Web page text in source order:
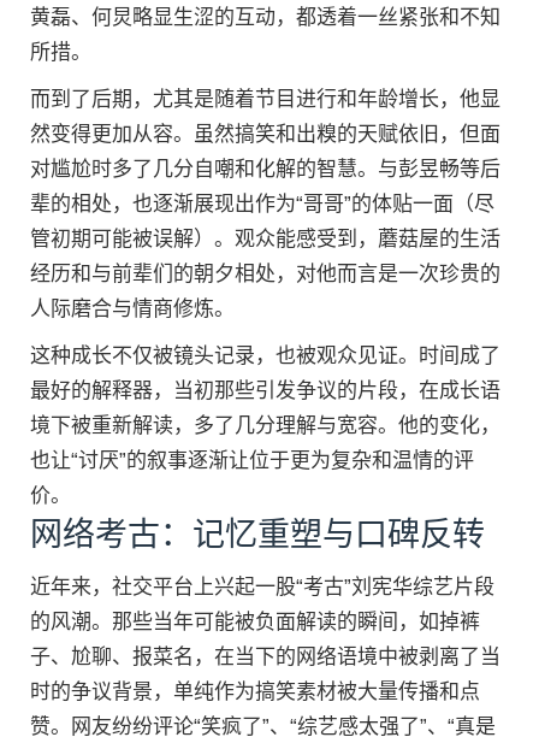
黄磊、何炅略显生涩的互动，都透着一丝紧张和不知
所措。
而到了后期，尤其是随着节目进行和年龄增长，他显
然变得更加从容。虽然搞笑和出糗的天赋依旧，但面
对尴尬时多了几分自嘲和化解的智慧。与彭昱畅等后
辈的相处，也逐渐展现出作为“哥哥”的体贴一面（尽
管初期可能被误解）。观众能感受到，蘑菇屋的生活
经历和与前辈们的朝夕相处，对他而言是一次珍贵的
人际磨合与情商修炼。
这种成长不仅被镜头记录，也被观众见证。时间成了
最好的解释器，当初那些引发争议的片段，在成长语
境下被重新解读，多了几分理解与宽容。他的变化，
也让“讨厌”的叙事逐渐让位于更为复杂和温情的评
价。
网络考古：记忆重塑与口碑反转
近年来，社交平台上兴起一股“考古”刘宪华综艺片段
的风潮。那些当年可能被负面解读的瞬间，如掉裤
子、尬聊、报菜名，在当下的网络语境中被剥离了当
时的争议背景，单纯作为搞笑素材被大量传播和点
赞。网友纷纷评论“笑疯了”、“综艺感太强了”、“真是